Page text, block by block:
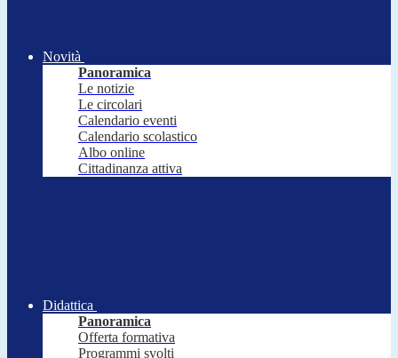
Novità
Panoramica
Le notizie
Le circolari
Calendario eventi
Calendario scolastico
Albo online
Cittadinanza attiva
Didattica
Panoramica
Offerta formativa
Programmi svolti